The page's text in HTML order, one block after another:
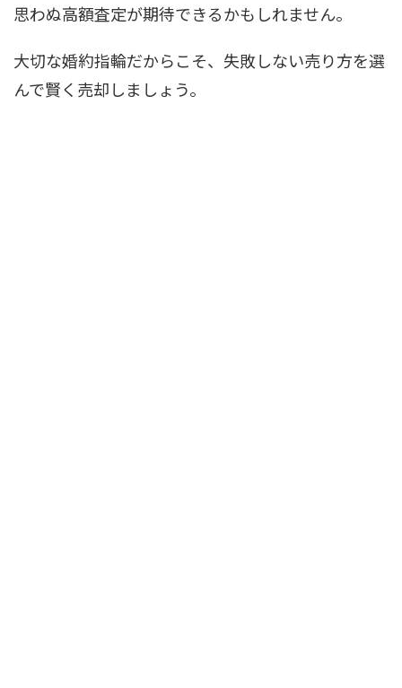
思わぬ高額査定が期待できるかもしれません。
大切な婚約指輪だからこそ、失敗しない売り方を選
んで賢く売却しましょう。